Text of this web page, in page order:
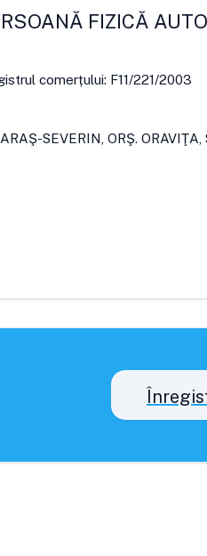
FIZICĂ
comerțului: F11/221/2003
SEVERIN, ORŞ.